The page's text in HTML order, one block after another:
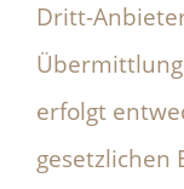
Dritt-
erfolgt
gesetzlichen